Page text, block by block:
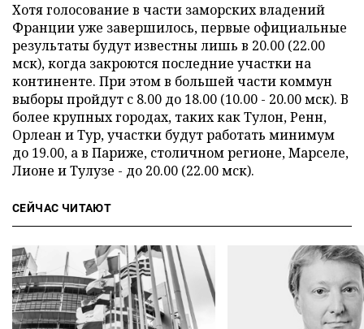
Хотя голосование в части заморских владений
Франции уже завершилось, первые официальные
результаты будут известны лишь в 20.00 (22.00
мск), когда закроются последние участки на
континенте. При этом в большей части коммун
выборы пройдут с 8.00 до 18.00 (10.00 - 20.00 мск). В
более крупных городах, таких как Тулон, Ренн,
Орлеан и Тур, участки будут работать минимум
до 19.00, а в Париже, столичном регионе, Марселе,
Лионе и Тулузе - до 20.00 (22.00 мск).
СЕЙЧАС ЧИТАЮТ